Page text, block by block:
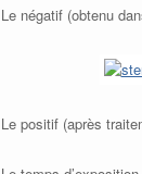
Le négatif (obtenu
Le positif (après